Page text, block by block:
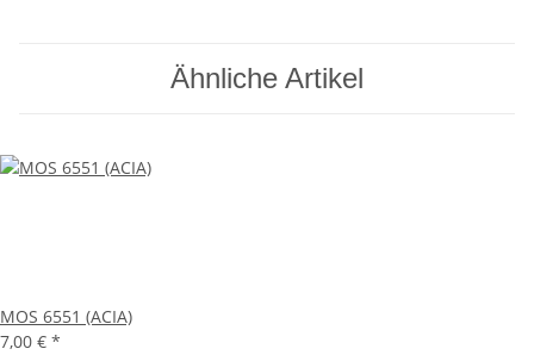
Ähnliche Artikel
MOS 6551 (ACIA)
7,00 € *